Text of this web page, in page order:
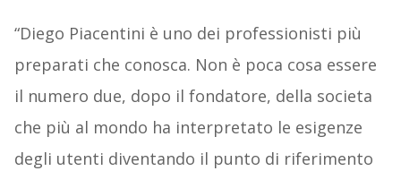
“Diego Piacentini è uno dei professionisti più
preparati che conosca. Non è poca cosa essere
il numero due, dopo il fondatore, della societa
che più al mondo ha interpretato le esigenze
degli utenti diventando il punto di riferimento